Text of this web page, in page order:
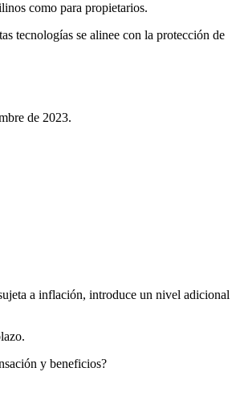
como para propietarios.
tecnologías se alinee con la protección de
de 2023.
a inflación, introduce un nivel adicional
y beneficios?